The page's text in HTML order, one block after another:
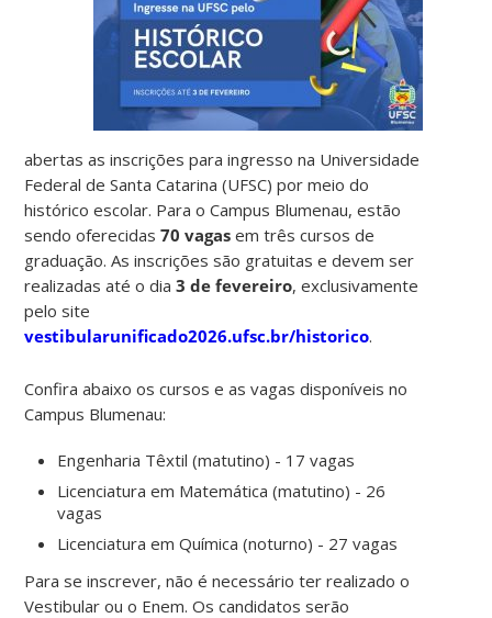
abertas as inscrições para ingresso na Universidade
Federal de Santa Catarina (UFSC) por meio do
histórico escolar. Para o Campus Blumenau, estão
sendo oferecidas70 vagas em três cursos de
graduação. As inscrições são gratuitas e devem ser
realizadas até o dia3 de fevereiro, exclusivamente
pelo site
vestibularunificado2026.ufsc.br/historico.
Confira abaixo os cursos e as vagas disponíveis no
Campus Blumenau:
Engenharia Têxtil (matutino) - 17 vagas
Licenciatura em Matemática (matutino) - 26
vagas
Licenciatura em Química (noturno) - 27 vagas
Para se inscrever, não é necessário ter realizado o
Vestibular ou o Enem. Os candidatos serão